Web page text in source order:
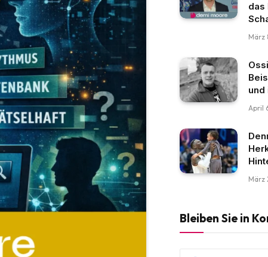
das
März
und
April
März
Bleiben Sie in